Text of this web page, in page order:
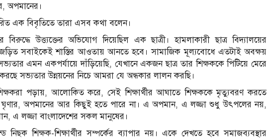
অপমানের।
এক বিবৃতিতে তারা এসব কথা বলেন।
বিরুদ্ধে উত্ত্যক্তের অভিযোগ দিয়েছিল এক ছাত্রী। হামলাকারী ছাত্র বিদ্যালয়ের
সবাইকেই শাস্তির আওতায় আনতে হবে। সামাজিক মূল্যবোধে এতটাই অবক্ষয়
এমন একপর্যায়ে দাঁড়িয়েছি, যেখানে একজন ছাত্র তার শিক্ষককে পিটিয়ে মেরে
সভ্যতার উন্নয়নের নিচে আমরা যে অন্ধকার লালন করছি।
শিক্ষকরা পড়ায়, আলোকিত করে, সেই শিক্ষার্থীর আঘাতে শিক্ষককে মৃত্যুবরণ করতে
ঘৃণার, অপমানের আর কিছুই হতে পারে না। এ অপমান, এ লজ্জা শুধু উৎপলের নয়,
এ লজ্জা বাংলাদেশের সকল মানুষের।
শিক্ষক-শিক্ষার্থীর সম্পর্কের ব্যাপার নয়। একে দেখতে হবে সমাজব্যবস্থার